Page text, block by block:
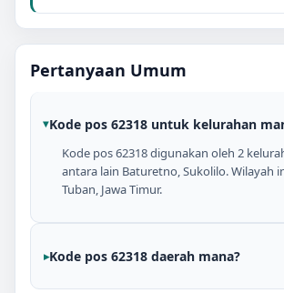
Pertanyaan Umum
Kode pos 62318 untuk kelurahan
Kode pos 62318 digunakan oleh 2
antara lain Baturetno, Sukolilo. Wilayah
Tuban, Jawa Timur.
Kode pos 62318 daerah mana?